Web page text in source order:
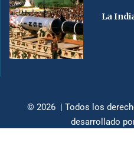
La
© 2026 | Todos los
desarrollado